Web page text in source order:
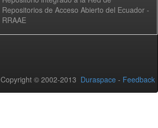
Repositorios de Acceso Abierto del Ecuador -
RRAAE
Copyright © 2002-2013 Duraspace - Feedback